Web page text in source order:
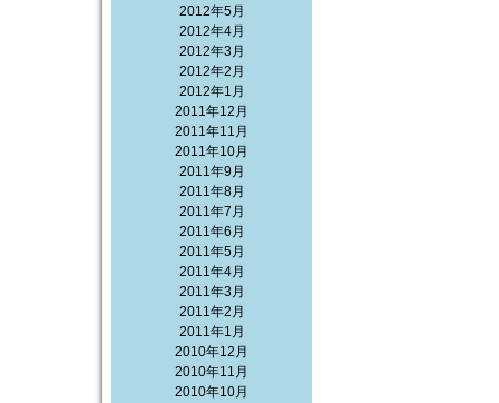
2012年5月
2012年4月
2012年3月
2012年2月
2012年1月
2011年12月
2011年11月
2011年10月
2011年9月
2011年8月
2011年7月
2011年6月
2011年5月
2011年4月
2011年3月
2011年2月
2011年1月
2010年12月
2010年11月
2010年10月